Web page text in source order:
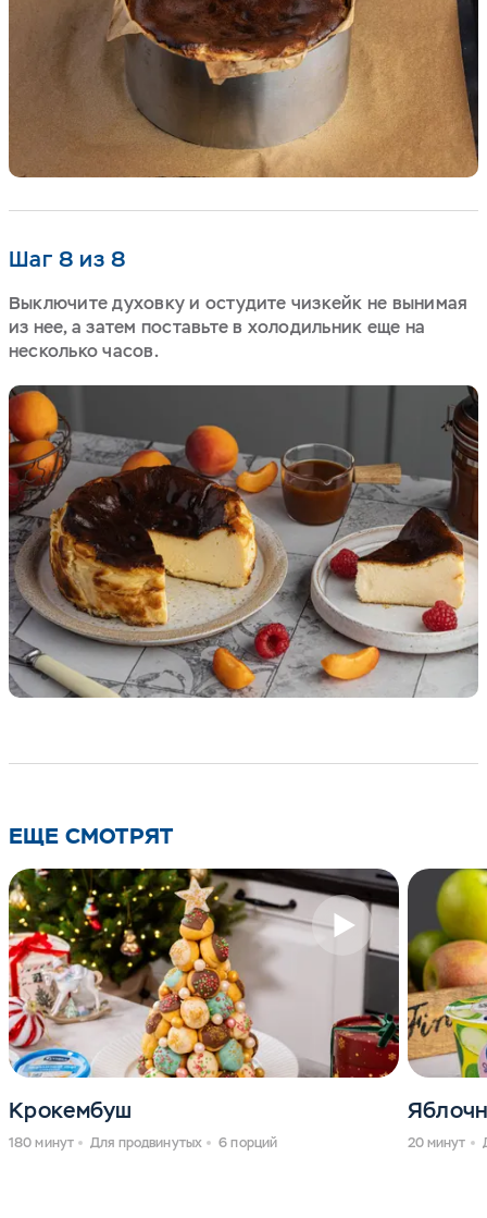
Шаг 8 из 8
Выключите духовку и остудите чизкейк не вынимая
из нее, а затем поставьте в холодильник еще на
несколько часов.
ЕЩЕ СМОТРЯТ
Крокембуш
180 минут Для продвинутых 6 порций 20 минут